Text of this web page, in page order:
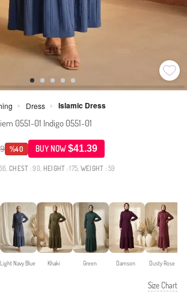
> Dress > Islamic Dress
0551-01 Indigo 0551-01
%40 BUY NOW$41.39
CHEST : 90, HEIGHT : 175, WEIGHT : 59
Light Navy Blue Khaki Green Damson Dusty Rose
Size Chart